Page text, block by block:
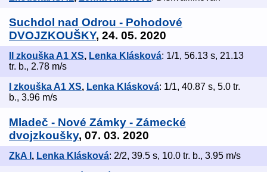
Suchdol nad Odrou - Pohodové
DVOJZKOUŠKY, 24. 05. 2020
II zkouška A1 XS, Lenka Klásková: 1/1, 56.13 s, 21.13
tr. b., 2.78 m/s
I zkouška A1 XS, Lenka Klásková: 1/1, 40.87 s, 5.0 tr.
b., 3.96 m/s
Mladeč - Nové Zámky - Zámecké
dvojzkoušky, 07. 03. 2020
ZkA I , Lenka Klásková: 2/2, 39.5 s, 10.0 tr. b., 3.95 m/s